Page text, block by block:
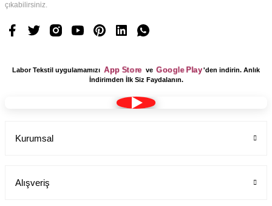
Tesettür Cerrahi Bone Terikoton Kumaş Yeni Model
çıkabilirsiniz.
Labor Tekstil uygulamamızı App Store ve Google Play'den indirin. Anlık
İndirimden İlk Siz Faydalanın.
Kurumsal
Alışveriş